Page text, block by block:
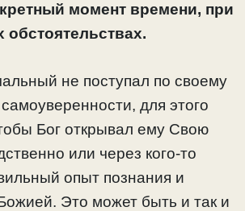
момент времени, при
не поступал по своему
для этого
Бог открывал ему Свою
или через кого-то
опыт познания и
Это может быть и так и